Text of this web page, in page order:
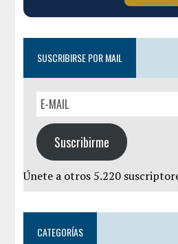
SUSCRIBIRSE POR MAIL
Suscribirme
Únete a otros 5.220
CATEGORÍAS